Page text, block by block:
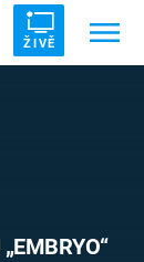
ŽIVĚ